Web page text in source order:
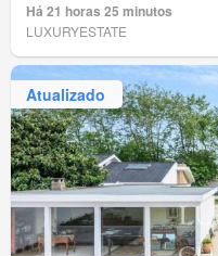
Há 21 horas 25 minutos
LUXURYESTATE
Atualizado